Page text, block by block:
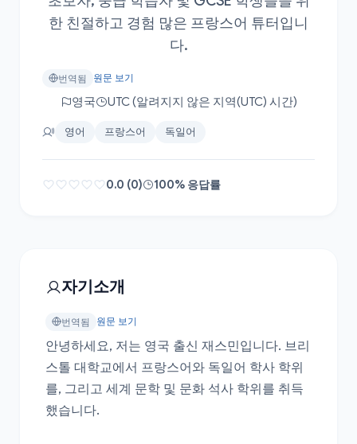
한 친절하고 경험 많은 프랑스어 튜터입니
다.
번역됨 원문 보기
영국 UTC (알려지지 않은 지역(UTC) 시간)
영어 프랑스어 독일어
0.0 (0) 100% 응답률
자기소개
번역됨 원문 보기
안녕하세요, 저는 영국 출신 재스민입니다. 브리
스톨 대학교에서 프랑스어와 독일어 학사 학위
를, 그리고 세계 문학 및 문화 석사 학위를 취득
했습니다.